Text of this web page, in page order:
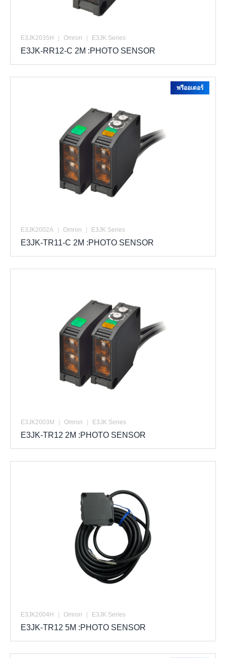
E3JK2035H | Omron | E3JK Series
E3JK-RR12-C 2M :PHOTO SENSOR
E3JK2002A Omron E3JK Series
E3JK-TR11-C 2M :PHOTO SENSOR
พรีออเดอร์
E3JK2003M Omron E3JK Series
E3JK-TR12 2M :PHOTO SENSOR
E3JK2004H Omron E3JK Series
E3JK-TR12 5M :PHOTO SENSOR